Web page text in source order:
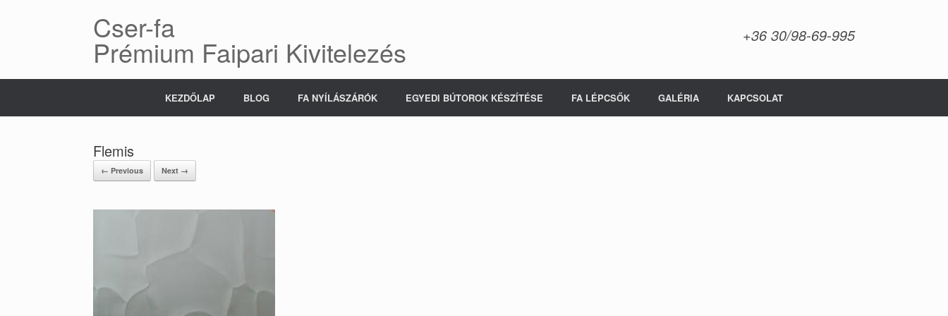
Cser-fa
Prémium Faipari Kivitelezés +36 30/98-69-995
KEZDŐLAP BLOG FA NYÍLÁSZÁRÓK EGYEDI BÚTOROK KÉSZÍTÉSE FA LÉPCSŐK GALÉRIA KAPCSOLAT
Flemis
← Previous Next →